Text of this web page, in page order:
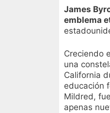
James
emblema
Creciendo
una
California
educación
Mildred,
apenas